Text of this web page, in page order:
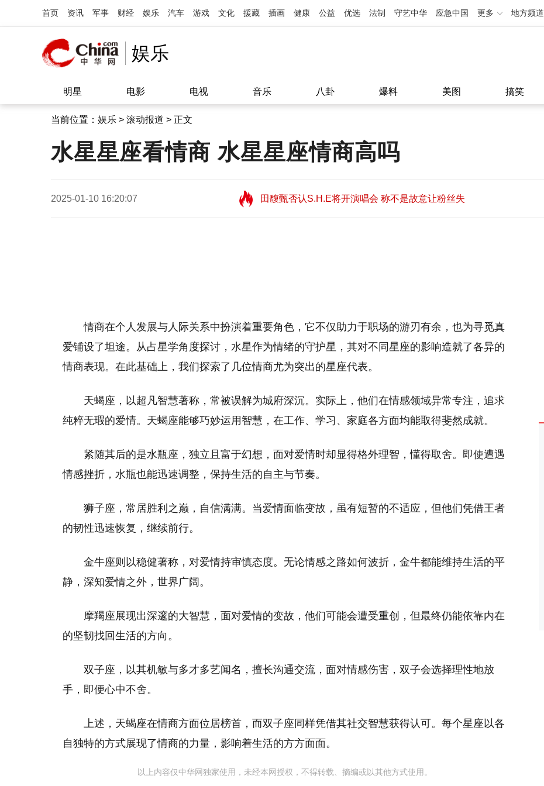
首页 资讯 军事 财经 娱乐 汽车 游戏 文化 援藏 插画 健康 公益 优选 法制 守艺中华 应急中国 更多 地方频道
娱乐
明星 电影 电视 音乐 八卦 爆料 美图 搞笑
当前位置： 娱乐 > 滚动报道 > 正文
水星星座看情商 水星星座情商高吗
2025-01-10 16:20:07
田馥甄否认S.H.E将开演唱会 称不是故意让粉丝失
望11:08
田馥甄否认S.H.E将开演唱会 称不是故意让粉丝失
情商在个人发展与人际关系中扮演着重要角色，它不仅助力于职场的游刃有余，也为寻觅真
爱铺设了坦途。从占星学角度探讨，水星作为情绪的守护星，其对不同星座的影响造就了各异的
情商表现。在此基础上，我们探索了几位情商尤为突出的星座代表。
天蝎座，以超凡智慧著称，常被误解为城府深沉。实际上，他们在情感领域异常专注，追求
纯粹无瑕的爱情。天蝎座能够巧妙运用智慧，在工作、学习、家庭各方面均能取得斐然成就。
紧随其后的是水瓶座，独立且富于幻想，面对爱情时却显得格外理智，懂得取舍。即使遭遇
情感挫折，水瓶也能迅速调整，保持生活的自主与节奏。
狮子座，常居胜利之巅，自信满满。当爱情面临变故，虽有短暂的不适应，但他们凭借王者
的韧性迅速恢复，继续前行。
金牛座则以稳健著称，对爱情持审慎态度。无论情感之路如何波折，金牛都能维持生活的平
静，深知爱情之外，世界广阔。
摩羯座展现出深邃的大智慧，面对爱情的变故，他们可能会遭受重创，但最终仍能依靠内在
的坚韧找回生活的方向。
双子座，以其机敏与多才多艺闻名，擅长沟通交流，面对情感伤害，双子会选择理性地放
手，即便心中不舍。
上述，天蝎座在情商方面位居榜首，而双子座同样凭借其社交智慧获得认可。每个星座以各
自独特的方式展现了情商的力量，影响着生活的方方面面。
以上内容仅中华网独家使用，未经本网授权，不得转载、摘编或以其他方式使用。